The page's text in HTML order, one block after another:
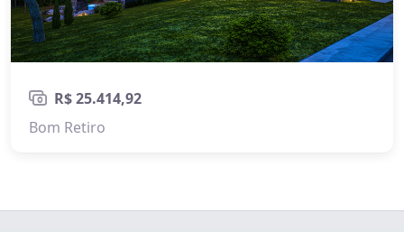
R$ 25.414,92
Bom Retiro